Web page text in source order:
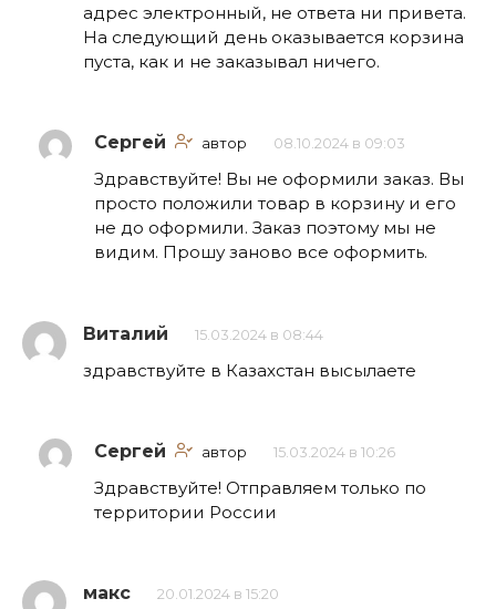
адрес электронный, не ответа ни привета.
На следующий день оказывается корзина
пуста, как и не заказывал ничего.
Сергей автор 08.10.2024 в 09:03
Здравствуйте! Вы не оформили заказ. Вы
просто положили товар в корзину и его
не до оформили. Заказ поэтому мы не
видим. Прошу заново все оформить.
Виталий 15.03.2024 в 08:44
здравствуйте в Казахстан высылаете
Сергей автор 15.03.2024 в 10:26
Здравствуйте! Отправляем только по
территории России
макс 20.01.2024 в 15:20